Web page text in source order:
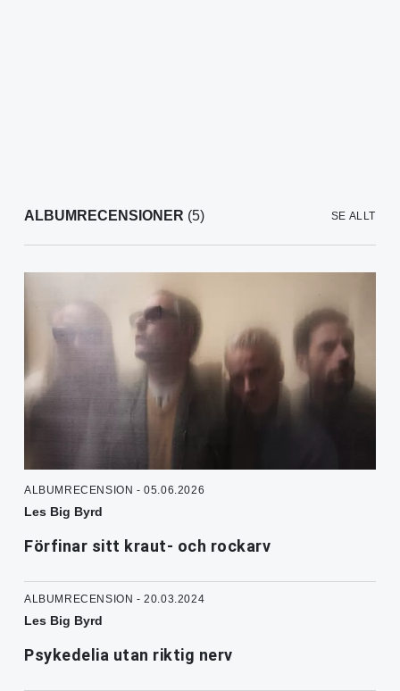
ALBUMRECENSIONER (5) SE ALLT
ALBUMRECENSION - 05.06.2026
Les Big Byrd
Förfinar sitt kraut- och rockarv
ALBUMRECENSION - 20.03.2024
Les Big Byrd
Psykedelia utan riktig nerv